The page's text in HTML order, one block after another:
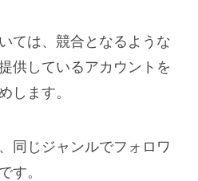
ては、競合となるような
供しているアカウントを
します。
同じジャンルでフォロワ
す。